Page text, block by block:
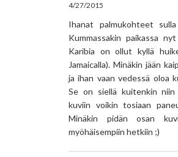
4/27/2015
Ihanat palmukohteet
Kummassakin paikassa
Karibia on ollut kyllä
Jamaicalla). Minäkin jään
ja ihan vaan vedessä oloa
Se on siellä kuitenkin niin
kuviin voikin tosiaan
Minäkin pidän osan
myöhäisempiin hetkiin ;)